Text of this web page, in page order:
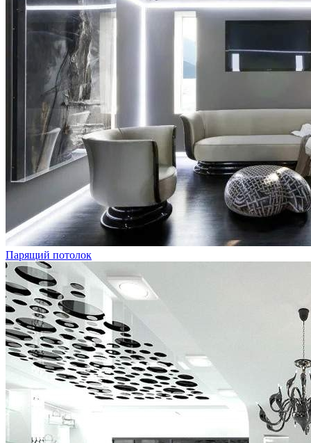
Парящий потолок